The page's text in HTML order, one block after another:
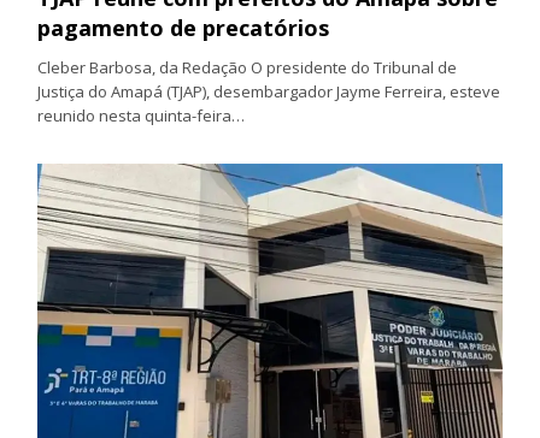
pagamento de precatórios
Cleber Barbosa, da Redação O presidente do Tribunal de
Justiça do Amapá (TJAP), desembargador Jayme Ferreira, esteve
reunido nesta quinta-feira…